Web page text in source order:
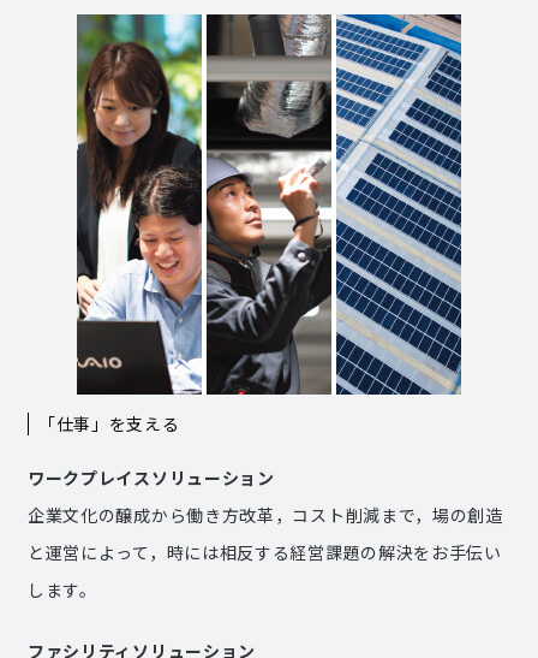
「仕事」を支える
ワークプレイスソリューション
企業文化の醸成から働き方改革，コスト削減まで，場の創造
と運営によって，時には相反する経営課題の解決をお手伝い
します。
ファシリティソリューション